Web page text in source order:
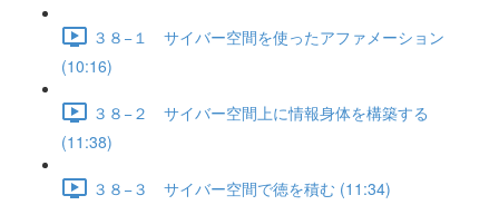
３８−１ サイバー空間を使ったアファメーション
(10:16)
３８−２ サイバー空間上に情報身体を構築する
(11:38)
３８−３ サイバー空間で徳を積む (11:34)